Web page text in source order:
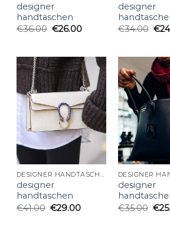
designer
handtaschen
€36.00 €26.00
designer
€34.00 €
designer
handtaschen
€41.00 €29.00
designer
€35.00 €